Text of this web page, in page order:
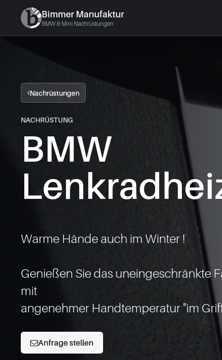
Bimmer Manufaktur
BMW & Mini Nachrüstungen
Nachrüstungen
NACHRÜSTUNG
BMW
Warme Hände auch im Winter !
Genießen Sie das uneingeschränkte
mit
Anfrage stellen